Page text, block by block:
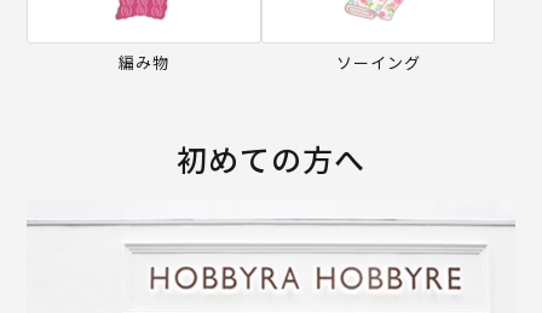
編み物 ソーイング
初めての方へ